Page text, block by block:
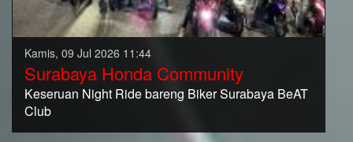
Kamis, 09 Jul 2026 11:44
Surabaya Honda Community
Keseruan Night Ride bareng Biker Surabaya BeAT
Club